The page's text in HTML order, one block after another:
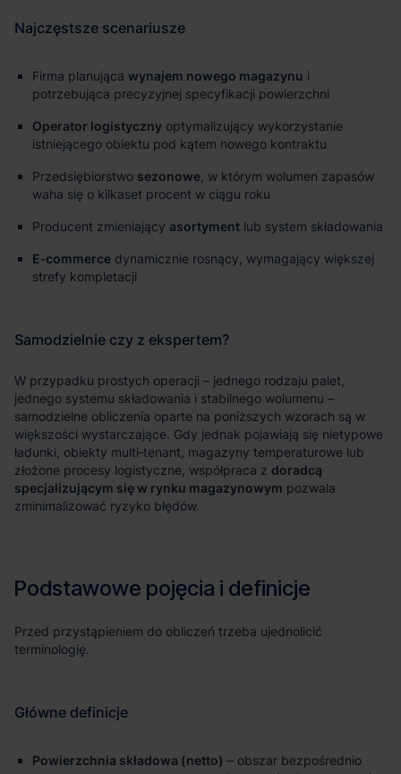
Firma planująca wynajem nowego magazynu i
potrzebująca precyzyjnej specyfikacji powierzchni
Operator logistyczny optymalizujący wykorzystanie
istniejącego obiektu pod kątem nowego kontraktu
Przedsiębiorstwo sezonowe , w którym wolumen zapasów
waha się o kilkaset procent w ciągu roku
Producent zmieniający asortyment lub system składowania
E‑commerce dynamicznie rosnący, wymagający większej
strefy kompletacji
doradcą
specjalizującym się w rynku magazynowym
Powierzchnia składowa (netto) – obszar bezpośrednio